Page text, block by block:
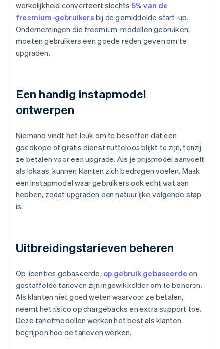
werkelijkheid converteert slechts 5% van de
freemium-gebruikers bij de gemiddelde start-up.
Ondernemingen die freemium-modellen gebruiken,
moeten gebruikers een goede reden geven om te
upgraden.
Een handig instapmodel
ontwerpen
Niemand vindt het leuk om te beseffen dat een
goedkope of gratis dienst nutteloos blijkt te zijn, tenzij
ze betalen voor een upgrade. Als je prijsmodel aanvoelt
als lokaas, kunnen klanten zich bedrogen voelen. Maak
een instapmodel waar gebruikers ook echt wat aan
hebben, zodat upgraden een natuurlijke volgende stap
is.
Uitbreidingstarieven beheren
Op licenties gebaseerde, op gebruik gebaseerde en
gestaffelde tarieven zijn ingewikkelder om te beheren.
Als klanten niet goed weten waarvoor ze betalen,
neemt het risico op chargebacks en extra support toe.
Deze tariefmodellen werken het best als klanten
begrijpen hoe de tarieven werken.